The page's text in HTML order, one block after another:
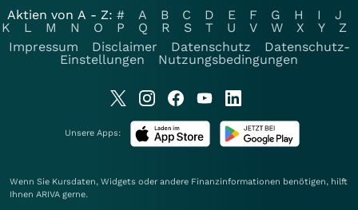
Aktien von A - Z: # A B C D E F G H I
J
K
L M N O P Q R S T U V W X Y
Z
Impressum
Disclaimer Datenschutz
Datenschutz-
Einstellungen
Nutzungsbedingungen
Unsere Apps:
Wenn Sie Kursdaten, Widgets oder andere Finanzinformationen benötigen, hilft
Ihnen ARIVA gerne.